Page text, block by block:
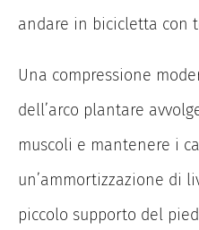
andare in bicicletta con
Una compressione
dell’arco plantare
muscoli e mantenere i
un’ammortizzazione di
piccolo supporto del